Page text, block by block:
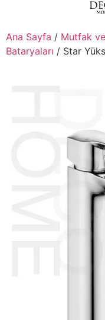
Ana Sayfa / Mutfak
Bataryaları / Star